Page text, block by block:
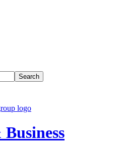
Search